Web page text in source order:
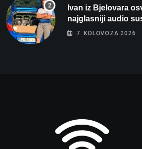
Ivan iz Bjelovara
najglasniji audio
rekord od čak 145,9
7. KOLOVOZA 2026.